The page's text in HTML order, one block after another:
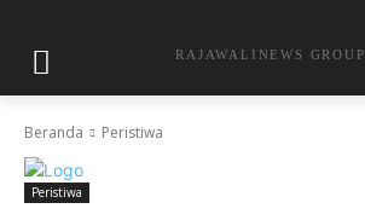
RAJAWALINEWS GROUP
Beranda Peristiwa
Peristiwa